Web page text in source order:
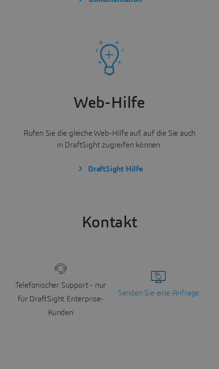
Web-Hilfe
Rufen Sie die gleiche Web-Hilfe auf, auf die Sie auch
in DraftSight zugreifen können.
DraftSight Hilfe
Kontakt
Telefonischer Support - nur
für DraftSight Enterprise-
Kunden
Senden Sie eine Anfrage